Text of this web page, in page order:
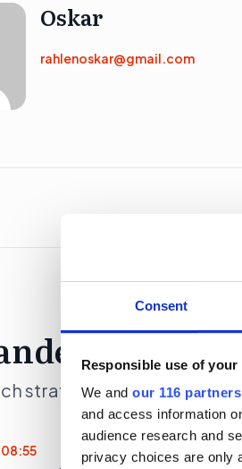
Consent
Responsible use of your
We and our 116 partners
and access information
audience research and
privacy choices are only
Oskar
rahlenoskar@gmail.com
artiklar
strategier som moderna